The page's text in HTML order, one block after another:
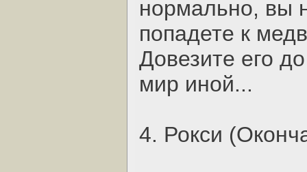
нормально, вы
попадете к
Довезите его
мир иной...
4. Рокси